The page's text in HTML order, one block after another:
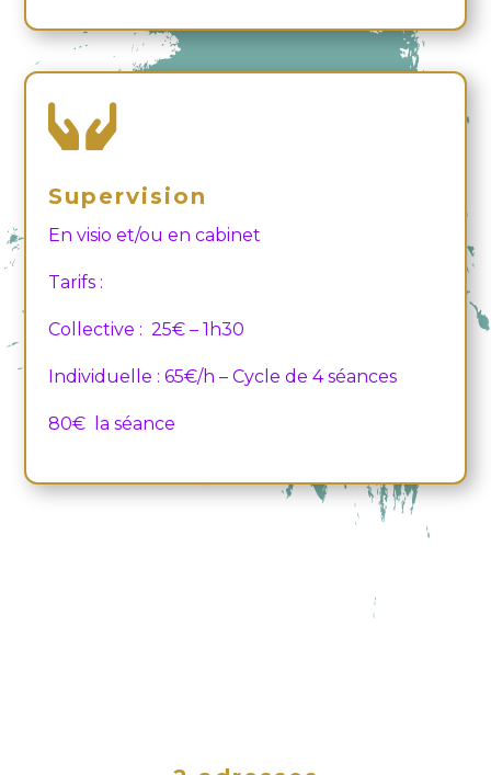

Supervision
En visio et/ou en cabinet
Tarifs :
Collective : 25€ – 1h30
Individuelle : 65€/h – Cycle de 4 séances
80€ la séance